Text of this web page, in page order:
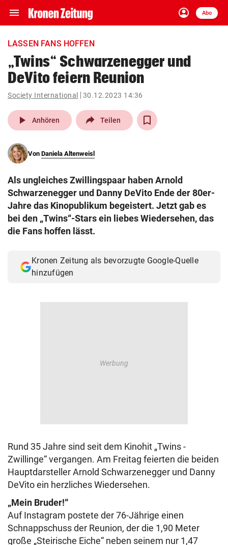
menu Navigation
ein-/ausklappen
account_circle
Anmelden
Abo
close Schließen
account_circle Anmelden
pin_drop
Wien arrow_right
search
eingeben
LASSEN FANS HOFFEN
„Twins“ Schwarzenegger und
DeVito feiern Reunion
Society International 30.12.2023 14:36
play_arrow Anhören Teilen
Von Daniela Altenweisl
Als ungleiches Zwillingspaar haben Arnold
Schwarzenegger und Danny DeVito Ende der 80er-
Jahre das Kinopublikum begeistert. Jetzt gab es
bei den „Twins“-Stars ein liebes Wiedersehen, das
die Fans hoffen lässt.
Kronen Zeitung als bevorzugte Google-Quelle
hinzufügen
Rund 35 Jahre sind seit dem Kinohit „Twins -
Zwillinge“ vergangen. Am Freitag feierten die beiden
Hauptdarsteller Arnold Schwarzenegger und Danny
DeVito ein herzliches Wiedersehen.
„Mein Bruder!“
Auf Instagram postete der 76-Jährige einen
Schnappschuss der Reunion, der die 1,90 Meter
große „Steirische Eiche“ neben seinem nur 1,47